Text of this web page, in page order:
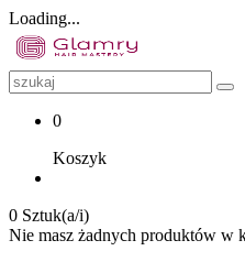
Loading...
0
Koszyk
0 Sztuk(a/i)
Nie masz żadnych produktów w